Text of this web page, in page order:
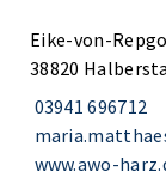
Eike-von-
38820
03941 696712
www.awo-